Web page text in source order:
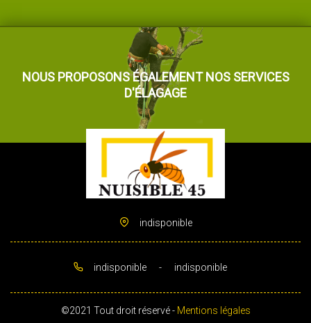
NOUS PROPOSONS ÉGALEMENT NOS SERVICES
D'ÉLAGAGE
indisponible
indisponible - indisponible
©2021 Tout droit réservé - Mentions légales